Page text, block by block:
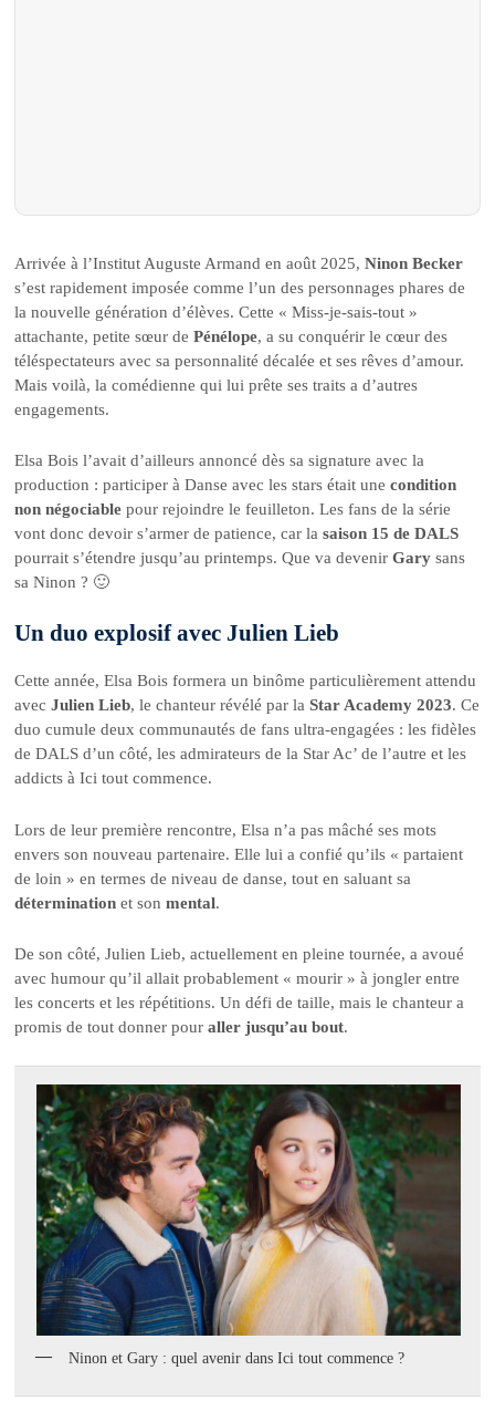
Arrivée à l’Institut Auguste Armand en août 2025,Ninon Becker
s’est rapidement imposée comme l’un des personnages phares de
la nouvelle génération d’élèves. Cette « Miss-je-sais-tout »
attachante, petite sœur dePénélope, a su conquérir le cœur des
téléspectateurs avec sa personnalité décalée et ses rêves d’amour.
Mais voilà, la comédienne qui lui prête ses traits a d’autres
engagements.
Elsa Bois l’avait d’ailleurs annoncé dès sa signature avec la
production : participer à Danse avec les stars était unecondition
non négociable pour rejoindre le feuilleton. Les fans de la série
vont donc devoir s’armer de patience, car lasaison 15 de DALS
pourrait s’étendre jusqu’au printemps. Que va devenirGary sans
sa Ninon ? 🙂
Un duo explosif avec Julien Lieb
Cette année, Elsa Bois formera un binôme particulièrement attendu
avecJulien Lieb, le chanteur révélé par laStar Academy 2023. Ce
duo cumule deux communautés de fans ultra-engagées : les fidèles
de DALS d’un côté, les admirateurs de la Star Ac’ de l’autre et les
addicts à Ici tout commence.
Lors de leur première rencontre, Elsa n’a pas mâché ses mots
envers son nouveau partenaire. Elle lui a confié qu’ils « partaient
de loin » en termes de niveau de danse, tout en saluant sa
détermination et sonmental.
De son côté, Julien Lieb, actuellement en pleine tournée, a avoué
avec humour qu’il allait probablement « mourir » à jongler entre
les concerts et les répétitions. Un défi de taille, mais le chanteur a
promis de tout donner pouraller jusqu’au bout.
Ninon et Gary : quel avenir dans Ici tout commence ?